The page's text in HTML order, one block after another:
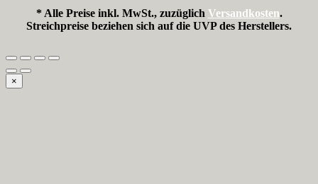
* Alle Preise inkl. MwSt., zuzüglich Versandkosten.
Streichpreise beziehen sich auf die UVP des Herstellers.
×